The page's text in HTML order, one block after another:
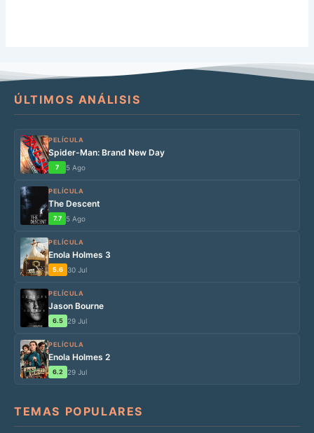
ÚLTIMOS ANÁLISIS
PELÍCULA
Spider-Man: Brand New Day
7 5 Ago
PELÍCULA
The Descent
7.7 5 Ago
PELÍCULA
Enola Holmes 3
5.6 30 Jul
PELÍCULA
Jason Bourne
6.5 29 Jul
PELÍCULA
Enola Holmes 2
6.2 29 Jul
TEMAS POPULARES